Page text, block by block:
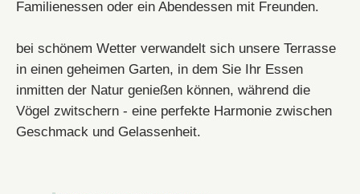
Familienessen oder ein Abendessen mit Freunden.
bei schönem Wetter verwandelt sich unsere Terrasse
in einen geheimen Garten, in dem Sie Ihr Essen
inmitten der Natur genießen können, während die
Vögel zwitschern - eine perfekte Harmonie zwischen
Geschmack und Gelassenheit.
NOUS APPELER
NOUS APPELER